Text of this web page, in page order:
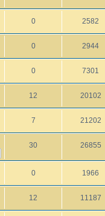
0 2582
0 2944
0 7301
12 20102
7 21202
30 26855
0 1966
12 11187